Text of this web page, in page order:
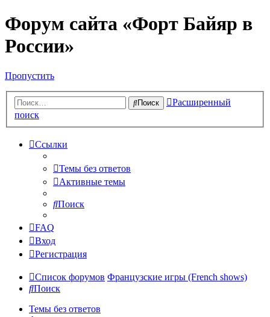
Форум сайта «Форт Байяр в
России»
Пропустить
Поиск
Расширенный
поиск
Ссылки
Темы без ответов
Активные темы
Поиск
FAQ
Вход
Регистрация
Список форумов Французские игры (French shows)
Поиск
Темы без ответов